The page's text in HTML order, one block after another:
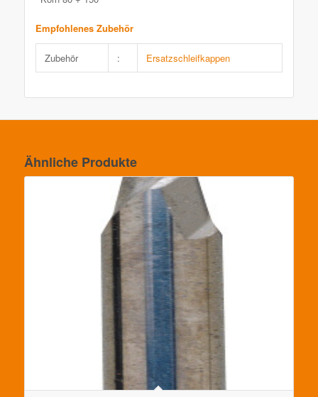
Empfohlenes Zubehör
Zubehör : Ersatzschleifkappen
Ähnliche Produkte